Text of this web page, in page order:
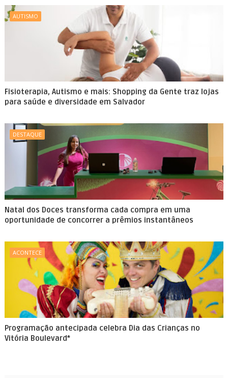
AUTISMO
Fisioterapia, Autismo e mais: Shopping da Gente traz lojas
para saúde e diversidade em Salvador
DESTAQUE
Natal dos Doces transforma cada compra em uma
oportunidade de concorrer a prêmios instantâneos
ACONTECE
Programação antecipada celebra Dia das Crianças no
Vitória Boulevard*